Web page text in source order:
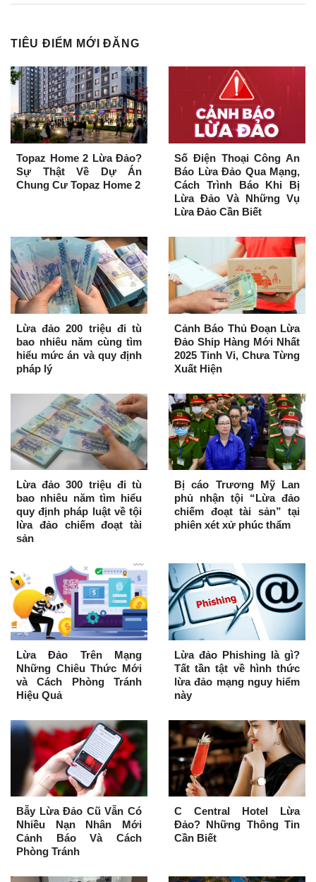
TIÊU ĐIỂM MỚI ĐĂNG
Topaz Home 2 Lừa Đảo?
Sự Thật Về Dự Án
Chung Cư Topaz Home 2
Số Điện Thoại Công An
Báo Lừa Đảo Qua Mạng,
Cách Trình Báo Khi Bị
Lừa Đảo Và Những Vụ
Lừa Đảo Cần Biết
Lừa đảo 200 triệu đi tù
bao nhiêu năm cùng tìm
hiểu mức án và quy định
pháp lý
Cảnh Báo Thủ Đoạn Lừa
Đảo Ship Hàng Mới Nhất
2025 Tinh Vi, Chưa Từng
Xuất Hiện
Lừa đảo 300 triệu đi tù
bao nhiêu năm tìm hiểu
quy định pháp luật về tội
lừa đảo chiếm đoạt tài
sản
Bị cáo Trương Mỹ Lan
phủ nhận tội “Lừa đảo
chiếm đoạt tài sản” tại
phiên xét xử phúc thẩm
Lừa Đảo Trên Mạng
Những Chiêu Thức Mới
và Cách Phòng Tránh
Hiệu Quả
Lừa đảo Phishing là gì?
Tất tần tật về hình thức
lừa đảo mạng nguy hiểm
này
Bẫy Lừa Đảo Cũ Vẫn Có
Nhiều Nạn Nhân Mới
Cảnh Báo Và Cách
Phòng Tránh
C Central Hotel Lừa
Đảo? Những Thông Tin
Cần Biết